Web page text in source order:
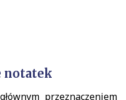
notatek
przeznaczeniem